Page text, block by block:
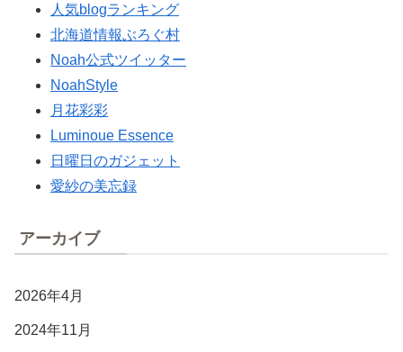
人気blogランキング
北海道情報ぶろぐ村
Noah公式ツイッター
NoahStyle
月花彩彩
Luminoue Essence
日曜日のガジェット
愛紗の美忘録
アーカイブ
2026年4月
2024年11月